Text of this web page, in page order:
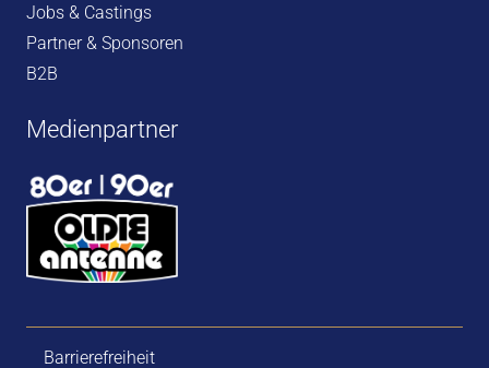
Jobs & Castings
Partner & Sponsoren
B2B
Medienpartner
Barrierefreiheit